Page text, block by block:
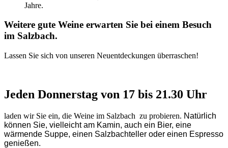
Jahre.
Weitere gute Weine erwarten Sie bei einem Besuch
im Salzbach.
Lassen Sie sich von unseren Neuentdeckungen überraschen!
Jeden Donnerstag von 17 bis 21.30 Uhr
laden wir Sie ein, die Weine im Salzbach zu probieren. Natürlich
können Sie, vielleicht am Kamin, auch ein Bier, eine
wärmende Suppe, einen Salzbachteller oder einen Espresso
genießen.